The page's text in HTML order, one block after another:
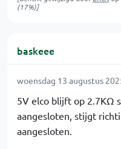
(17%)]
baskeee
woensdag 13 augustus
5V elco blijft op 2.7KΩ
aangesloten, stijgt
aangesloten.